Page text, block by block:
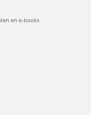
en e-books